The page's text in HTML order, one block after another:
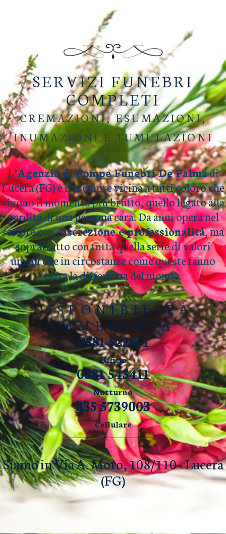
SERVIZI FUNEBRI
COMPLETI
CREMAZIONI, ESUMAZIONI,
INUMAZIONI E TUMULAZIONI
L’Agenzia di Pompe Funebri De Palmadi
Lucera (FG) è da sempre vicina a tutti coloro che
vivono il momento più brutto, quello legato alla
perdita di una persona cara. Da anni opera nel
settore condiscrezione e professionalità, ma
soprattutto con tutta quella serie di valori
umani che in circostanze come queste fanno
tutta la differenza del mondo.
DISPONIBILITÀ
IMMEDIATA
0881 522851
Ufficio
0881 545411
Notturno
335 5739003
Cellulare
Siamo in Via A. Moro, 108/110 - Lucera
(FG)